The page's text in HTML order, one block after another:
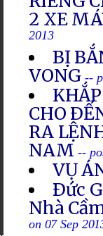
2 XE
2013
BỊ
VONG --
CHO
RA
NAM--
VỤ
Ðức
Nhà
on 07 Sep